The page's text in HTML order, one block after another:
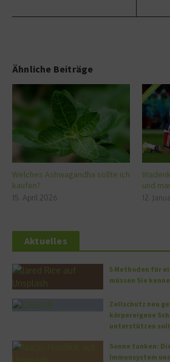
Ähnliche Beiträge
Welches Ashwagandha sollte ich
kaufen?
15. April 2026
und
12.
Aktuelles
5 Methoden für
müssen Sie
Zellschutz neu
körpereigene
unterstützen soll
Sonne tanken:
Immunsystem